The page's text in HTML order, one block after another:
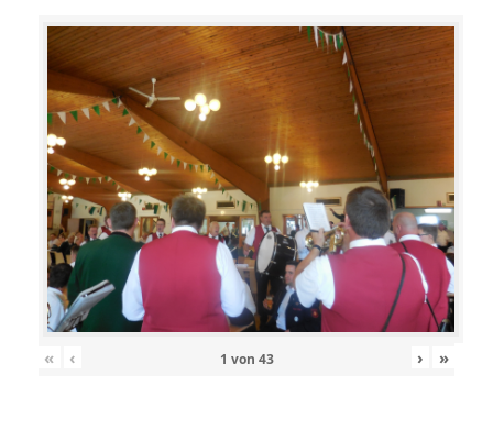
« ‹ 1 von 43 › »